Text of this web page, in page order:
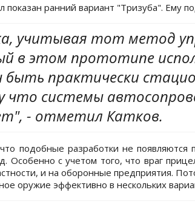
показан ранний вариант "Тризуба". Ему
учитывая тот метод
в этом прототипе
быть практически
что системы
- отметил Катков.
подобные разработки не
Особенно с учетом того, что враг
и на оборонные предприятия.
оружие эффективно в нескольких